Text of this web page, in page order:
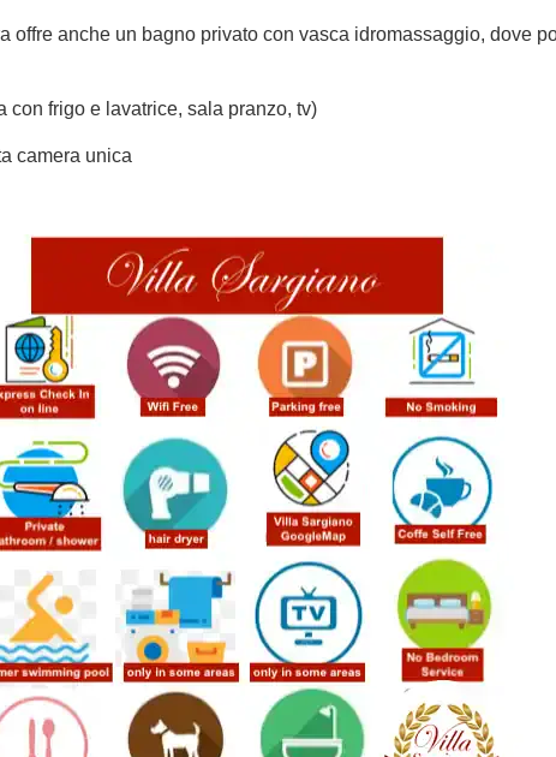
offre anche un bagno privato con vasca idromassaggio, dove
frigo e lavatrice, sala pranzo, tv).
camera unica.